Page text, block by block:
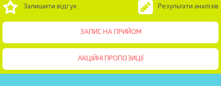
ЗАПИС НА ПРИЙОМ
Залишити відгук Результати аналізів
АКЦІЙНІ ПРОПОЗИЦІЇ